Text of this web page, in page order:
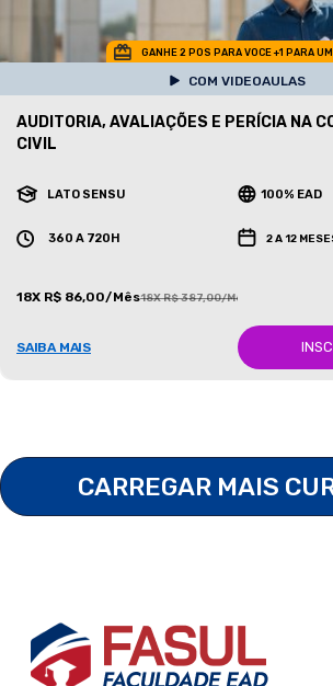
GANHE 2 POS PARA VOCE +1 PARA
COM VIDEOAULAS
AUDITORIA, AVALIAÇÕES E PERÍCIA NA
CIVIL
LATO SENSU 100% EAD
360 A 720H 2 A 12
18X R$ 86,00/Mês18X R$ 387,00/Mês
SAIBA MAIS
CARREGAR MAIS